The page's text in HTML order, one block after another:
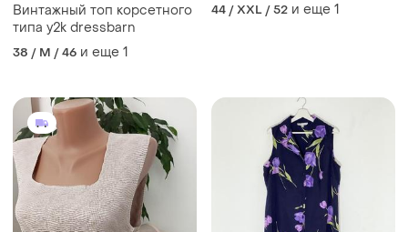
Винтажный топ корсетного
типа y2k dressbarn
38 / M / 46 и еще 1
44 / XXL / 52 и еще 1